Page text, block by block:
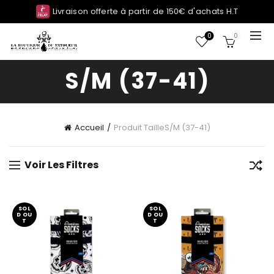
Livraison offerte à partir de 150€ d'achats H.T
0 0
S/M (37-41)
Accueil Produit TailleS/M (37-41)
Voir Les Filtres
SOL
D OU
T
SOL
D OU
T